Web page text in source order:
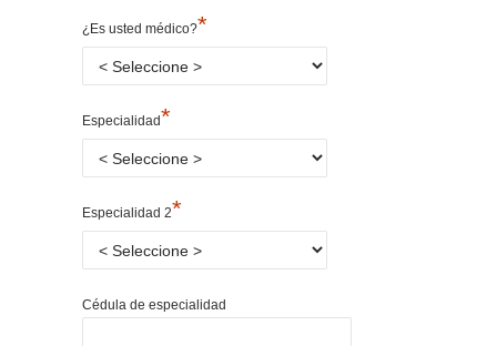
¿Es usted médico?*
Especialidad*
Especialidad 2*
Cédula de especialidad